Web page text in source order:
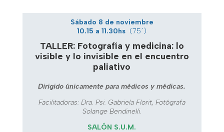
Sábado 8 de noviembre
10.15 a 11.30hs (75´)
TALLER: Fotografía y medicina: lo
visible y lo invisible en el encuentro
paliativo
Dirigido únicamente para médicos y médicas.
Facilitadoras: Dra. Psi. Gabriela Florit, Fotógrafa
Solange Bendinelli.
SALÓN S.U.M.